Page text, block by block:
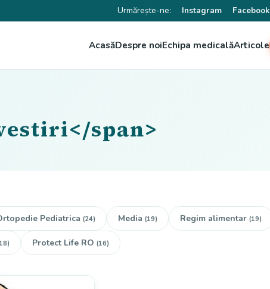
Urmărește-ne: Instagram Facebook
AcasăDespre noiEchipa medicalăArticole
span>
Pediatrica (24) Media (19) Regim alimentar (19)
Protect Life RO (16)